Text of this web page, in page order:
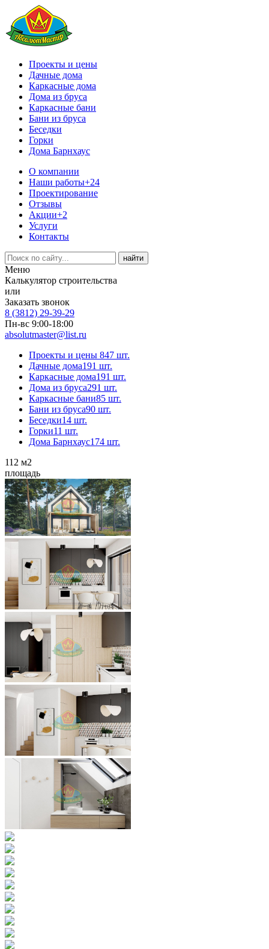
Проекты и цены
Дачные дома
Каркасные дома
Дома из бруса
Каркасные бани
Бани из бруса
Беседки
Горки
Дома Барнхаус
О компании
Наши работы+24
Проектирование
Отзывы
Акции+2
Услуги
Контакты
Меню
Калькулятор строительства
или
Заказать звонок
8 (3812) 29-39-29
Пн-вс 9:00-18:00
absolutmaster@list.ru
Проекты и цены 847 шт.
Дачные дома191 шт.
Каркасные дома191 шт.
Дома из бруса291 шт.
Каркасные бани85 шт.
Бани из бруса90 шт.
Беседки14 шт.
Горки11 шт.
Дома Барнхаус174 шт.
112 м2
площадь